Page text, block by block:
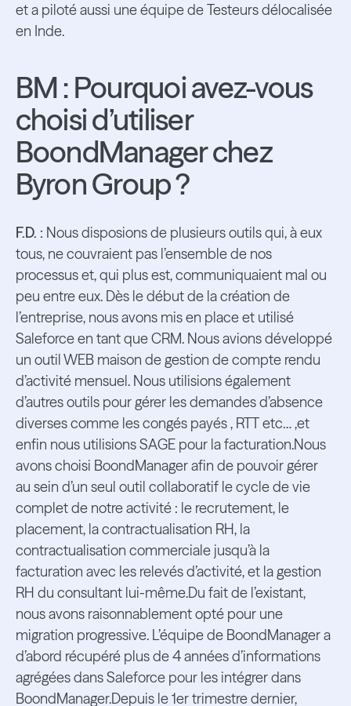
et a piloté aussi une équipe de Testeurs délocalisée
en Inde.
BM : Pourquoi avez-vous
choisi d’utiliser
BoondManager chez
Byron Group ?
F.D. : Nous disposions de plusieurs outils qui, à eux
tous, ne couvraient pas l’ensemble de nos
processus et, qui plus est, communiquaient mal ou
peu entre eux. Dès le début de la création de
l’entreprise, nous avons mis en place et utilisé
Saleforce en tant que CRM. Nous avions développé
un outil WEB maison de gestion de compte rendu
d’activité mensuel. Nous utilisions également
d’autres outils pour gérer les demandes d’absence
diverses comme les congés payés , RTT etc… ,et
enfin nous utilisions SAGE pour la facturation.Nous
avons choisi BoondManager afin de pouvoir gérer
au sein d’un seul outil collaboratif le cycle de vie
complet de notre activité : le recrutement, le
placement, la contractualisation RH, la
contractualisation commerciale jusqu’à la
facturation avec les relevés d’activité, et la gestion
RH du consultant lui-même.Du fait de l’existant,
nous avons raisonnablement opté pour une
migration progressive. L’équipe de BoondManager a
d’abord récupéré plus de 4 années d’informations
agrégées dans Saleforce pour les intégrer dans
BoondManager.Depuis le 1er trimestre dernier,